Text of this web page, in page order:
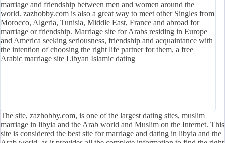
marriage and friendship between men and women around the
world. zazhobby.com is also a great way to meet other Singles from
Morocco, Algeria, Tunisia, Middle East, France and abroad for
marriage or friendship. Marriage site for Arabs residing in Europe
and America seeking seriousness, friendship and acquaintance with
the intention of choosing the right life partner for them, a free
Arabic marriage site Libyan Islamic dating
The site, zazhobby.com, is one of the largest dating sites, muslim
marriage in libyia and the Arab world and Muslim on the Internet. This
site is considered the best site for marriage and dating in libyia and the